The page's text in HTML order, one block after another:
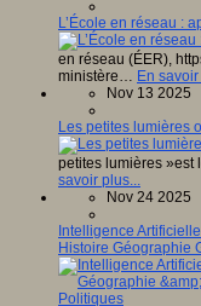
L’École en réseau :
en réseau (ÉER),
ministère… En
Nov 13 2025
Les petites lumières
petites lumières »est
savoir plus...
Nov 24 2025
Intelligence
Histoire Géographie